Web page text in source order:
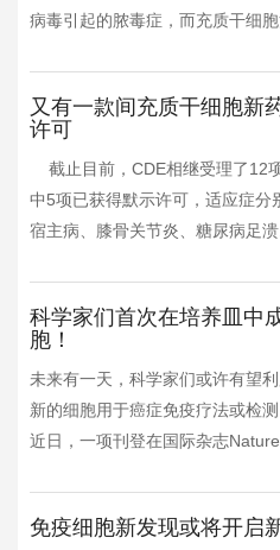
病毒引起的脓毒症，而充质干细胞
又有一款间充质干细胞新
许可
截止目前，CDE相继受理了12
中5项已获得默示许可，适应症分
宿主病、膝骨关节炎、糖尿病足溃
科学家们首次在培养皿中
胞！
未来有一天，科学家们或许有望
新的细胞用于癌症免疫疗法或检
近日，一项刊登在国际杂志Nature
免疫细胞新发现或将开启